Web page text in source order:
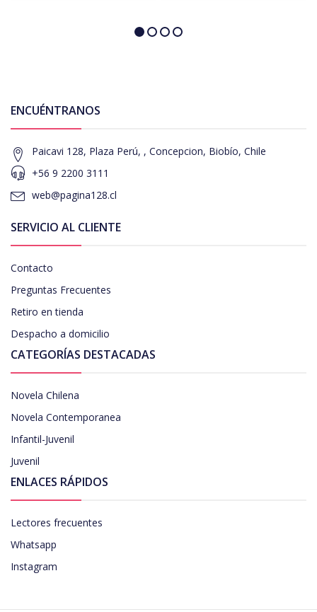
ENCUÉNTRANOS
Paicavi 128, Plaza Perú, , Concepcion, Biobío, Chile
+56 9 2200 3111
web@pagina128.cl
SERVICIO AL CLIENTE
Contacto
Preguntas Frecuentes
Retiro en tienda
Despacho a domicilio
CATEGORÍAS DESTACADAS
Novela Chilena
Novela Contemporanea
Infantil-Juvenil
Juvenil
ENLACES RÁPIDOS
Lectores frecuentes
Whatsapp
Instagram